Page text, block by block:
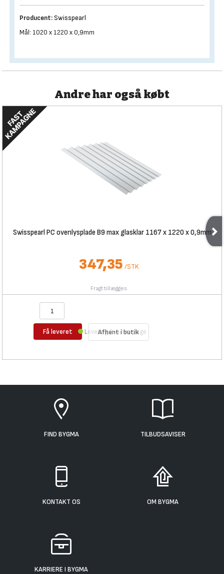
Producent: Swisspearl
Mål: 1020 x 1220 x 0,9mm
Andre har også købt
Swisspearl PC ovenlysplade B9 max glasklar 1167 x 1220 x 0,9mm
347,35 /STK
Fragt tillægges
Få leveret Afhent i butik
Levering 2-4 hverdage
FIND BYGMA TILBUDSAVISER
KONTAKT OS OM BYGMA
KARRIERE I BYGMA